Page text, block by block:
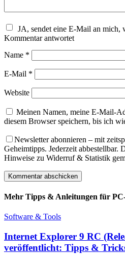
JA, sendet eine E-Mail an mich,
Kommentar antwortet
Name *
E-Mail *
Website
Meinen Namen, meine E-Mail-
diesem Browser speichern, bis ich
Newsletter abonnieren – mit
Geheimtipps. Jederzeit
Hinweise zu Widerruf & Statistik
Mehr Tipps & Anleitungen für
Software & Tools
Internet Explorer 9 RC
veröffentlicht: Tipps &